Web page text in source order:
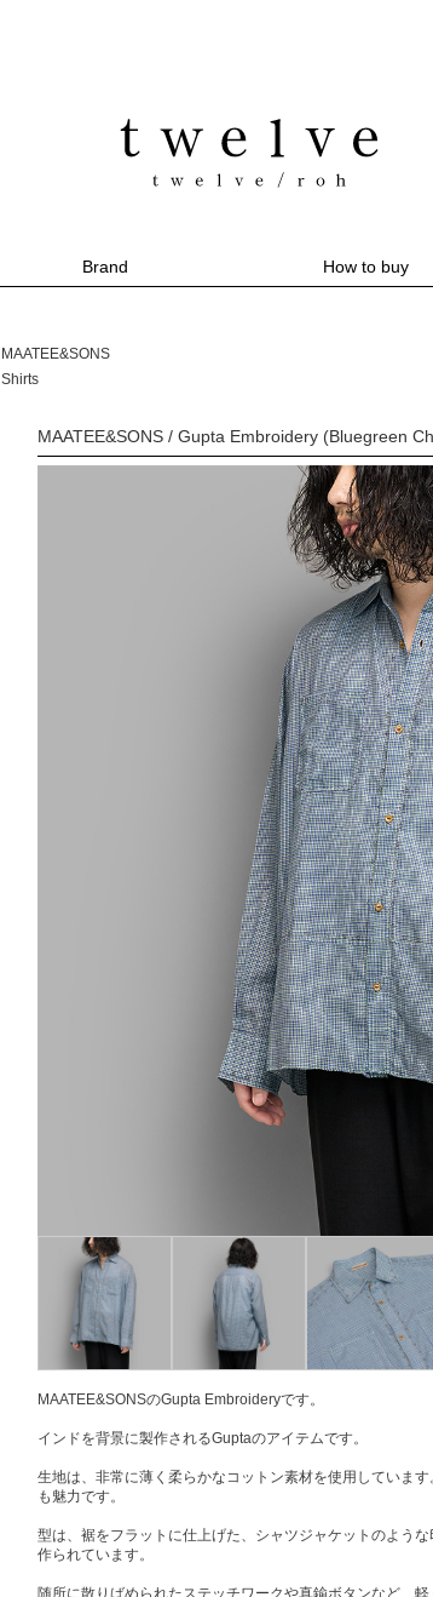
Brand How to buy
MAATEE&SONS
Shirts
MAATEE&SONS / Gupta Embroidery (Bluegreen
MAATEE&SONSのGupta Embroideryです。
インドを背景に製作されるGuptaのアイテムです。
生地は、非常に薄く柔らかなコットン素材を使用していま
も魅力です。
型は、裾をフラットに仕上げた、シャツジャケットのよう
作られています。
随所に散りばめられたステッチワークや真鍮ボタンなど、